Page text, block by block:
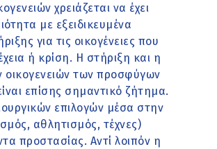
χρειάζεται να έχει
με εξειδικευμένα
για τις οικογένειες που
ή κρίση. Η στήριξη και η
των προσφύγων
επίσης σημαντικό ζήτημα.
επιλογών μέσα στην
αθλητισμός, τέχνες)
προστασίας. Αντί λοιπόν η